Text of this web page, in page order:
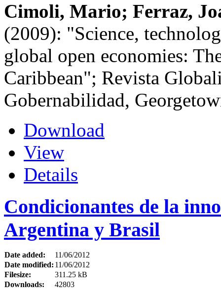
Cimoli, Mario; Ferraz,
(2009): "Science,
global open economies:
Caribbean"; Revista
Gobernabilidad,
Download
View
Details
Condicionantes de la
Argentina y Brasil
Date added:
11/06/2012
Date modified: 11/06/2012
Filesize:
311.25 kB
Downloads:
42803